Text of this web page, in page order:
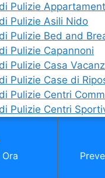
Pulizie
Pulizie Asili Nido
Pulizie Bed and
Pulizie Capannoni
Pulizie Casa
Pulizie Case di
Pulizie Centri
Pulizie Centri
Pulizie Discoteche
Pulizie Garage